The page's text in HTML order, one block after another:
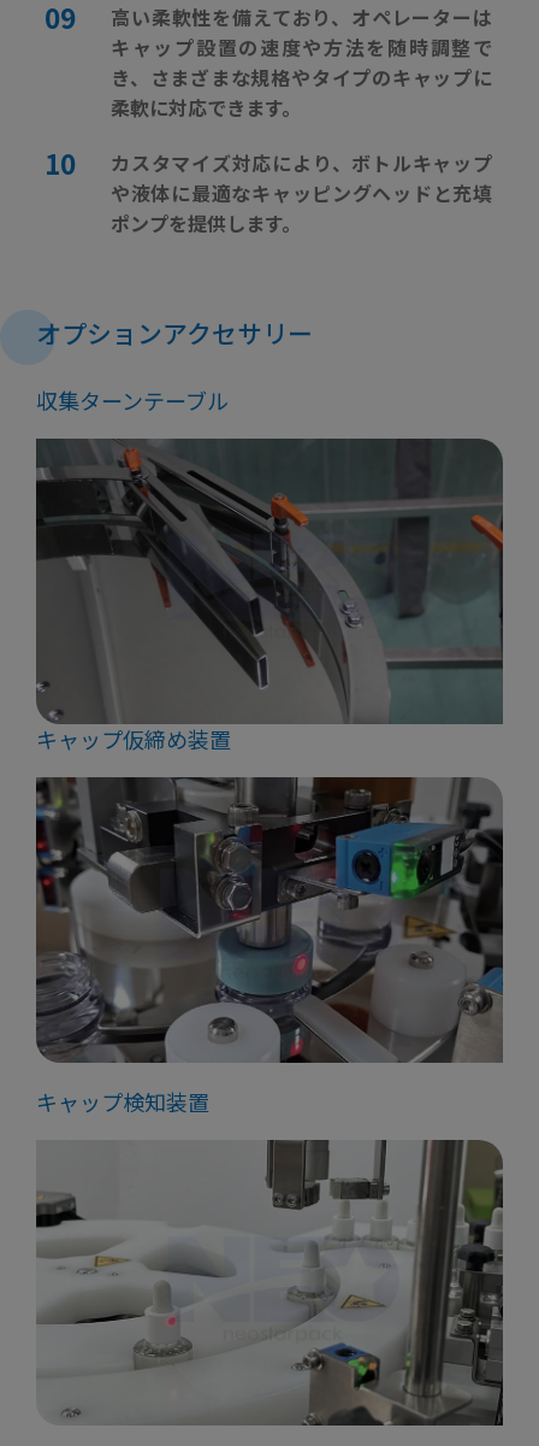
高い柔軟性を備えており、オペレーターは
キャップ設置の速度や方法を随時調整で
き、さまざまな規格やタイプのキャップに
柔軟に対応できます。
カスタマイズ対応により、ボトルキャップ
や液体に最適なキャッピングヘッドと充填
ポンプを提供します。
オプションアクセサリー
キャップ仮締め装置
収集ターンテーブル
キャップ検知装置